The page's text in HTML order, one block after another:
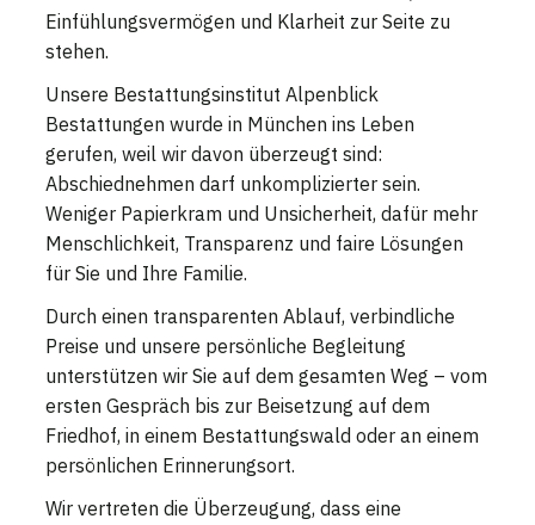
Einfühlungsvermögen und Klarheit zur Seite zu
stehen.
Unsere Bestattungsinstitut Alpenblick
Bestattungen wurde in München ins Leben
gerufen, weil wir davon überzeugt sind:
Abschiednehmen darf unkomplizierter sein.
Weniger Papierkram und Unsicherheit, dafür mehr
Menschlichkeit, Transparenz und faire Lösungen
für Sie und Ihre Familie.
Durch einen transparenten Ablauf, verbindliche
Preise und unsere persönliche Begleitung
unterstützen wir Sie auf dem gesamten Weg – vom
ersten Gespräch bis zur Beisetzung auf dem
Friedhof, in einem Bestattungswald oder an einem
persönlichen Erinnerungsort.
Wir vertreten die Überzeugung, dass eine